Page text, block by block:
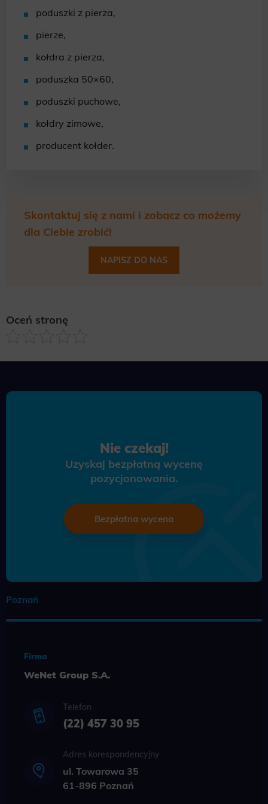
poduszki z pierza,
pierze,
kołdra z pierza,
poduszka 50×60,
poduszki puchowe,
kołdry zimowe,
producent kołder.
Skontaktuj się z nami i zobacz co możemy
dla Ciebie zrobić!
NAPISZ DO NAS
Oceń stronę
Nie czekaj!
Uzyskaj bezpłatną wycenę
pozycjonowania.
Bezpłatna wycena
Poznań
Firma
WeNet Group S.A.
Telefon
(22) 457 30 95
Adres korespondencyjny
ul. Towarowa 35
61-896 Poznań